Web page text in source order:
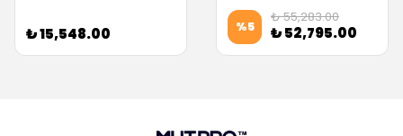
₺ 15,548.00 %5
₺ 55,283.00
₺ 52,795.00